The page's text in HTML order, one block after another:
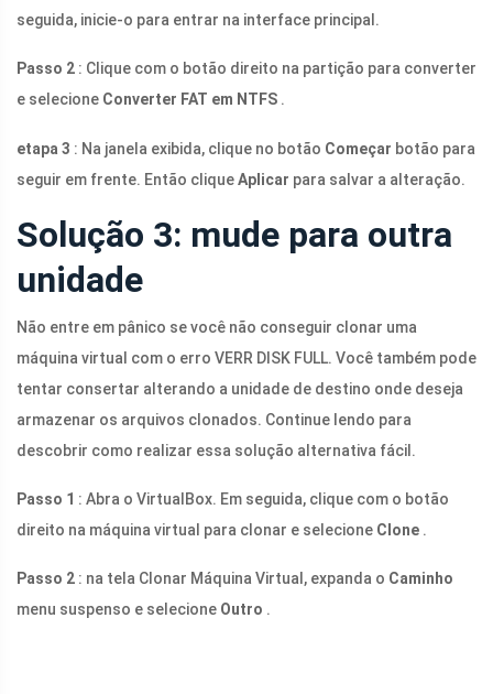
seguida, inicie-o para entrar na interface principal.
Passo 2 : Clique com o botão direito na partição para converter
e selecione Converter FAT em NTFS .
etapa 3 : Na janela exibida, clique no botão Começar botão para
seguir em frente. Então cliqueAplicar para salvar a alteração.
Solução 3: mude para outra
unidade
Não entre em pânico se você não conseguir clonar uma
máquina virtual com o erro VERR DISK FULL. Você também pode
tentar consertar alterando a unidade de destino onde deseja
armazenar os arquivos clonados. Continue lendo para
descobrir como realizar essa solução alternativa fácil.
Passo 1 : Abra o VirtualBox. Em seguida, clique com o botão
direito na máquina virtual para clonar e selecione Clone .
Passo 2 : na tela Clonar Máquina Virtual, expanda o Caminho
menu suspenso e selecione Outro .